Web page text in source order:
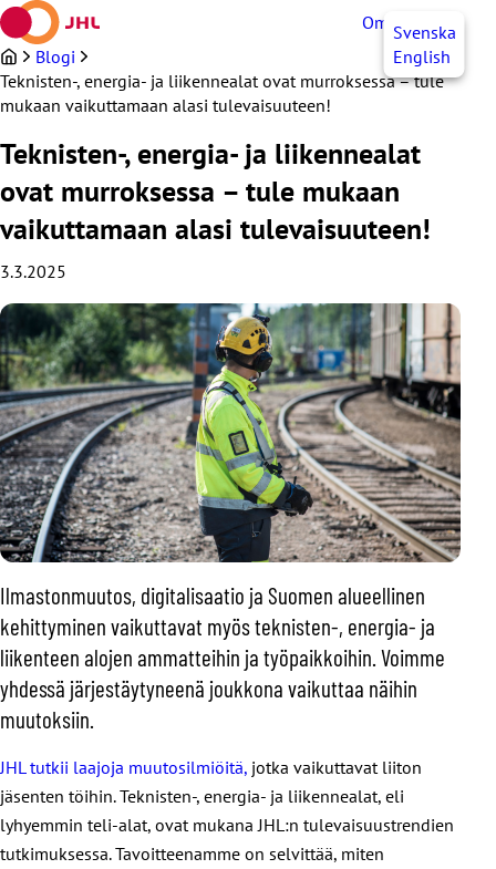
Siirry
sisältöön
OmaJHLSvenska
English
Blogi
Teknisten-, energia- ja liikennealat ovat murroksessa – tule
mukaan vaikuttamaan alasi tulevaisuuteen!
Teknisten-, energia- ja liikennealat
ovat murroksessa – tule mukaan
vaikuttamaan alasi tulevaisuuteen!
3.3.2025
Ilmastonmuutos, digitalisaatio ja Suomen alueellinen
kehittyminen vaikuttavat myös teknisten-, energia- ja
liikenteen alojen ammatteihin ja työpaikkoihin. Voimme
yhdessä järjestäytyneenä joukkona vaikuttaa näihin
muutoksiin.
JHL tutkii laajoja muutosilmiöitä, jotka vaikuttavat liiton
jäsenten töihin. Teknisten-, energia- ja liikennealat, eli
lyhyemmin teli-alat, ovat mukana JHL:n tulevaisuustrendien
tutkimuksessa. Tavoitteenamme on selvittää, miten